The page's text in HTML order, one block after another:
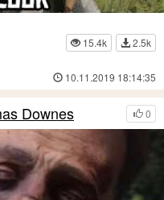
15.4k
2.5k
10.11.2019 18:14:35
0
Downes